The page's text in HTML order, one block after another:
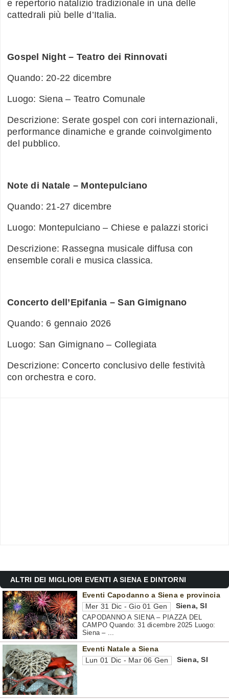
e repertorio natalizio tradizionale in una delle
cattedrali più belle d’Italia.
Gospel Night – Teatro dei Rinnovati
Quando: 20-22 dicembre
Luogo: Siena – Teatro Comunale
Descrizione: Serate gospel con cori internazionali,
performance dinamiche e grande coinvolgimento
del pubblico.
Note di Natale – Montepulciano
Quando: 21-27 dicembre
Luogo: Montepulciano – Chiese e palazzi storici
Descrizione: Rassegna musicale diffusa con
ensemble corali e musica classica.
Concerto dell’Epifania – San Gimignano
Quando: 6 gennaio 2026
Luogo: San Gimignano – Collegiata
Descrizione: Concerto conclusivo delle festività
con orchestra e coro.
ALTRI DEI MIGLIORI EVENTI A SIENA E DINTORNI
Eventi Capodanno a Siena e provincia
Mer 31 Dic - Gio 01 Gen Siena,SI
CAPODANNO A SIENA – PIAZZA DEL
CAMPO Quando: 31 dicembre 2025 Luogo:
Siena – ...
Eventi Natale a Siena
Lun 01 Dic - Mar 06 Gen Siena,SI